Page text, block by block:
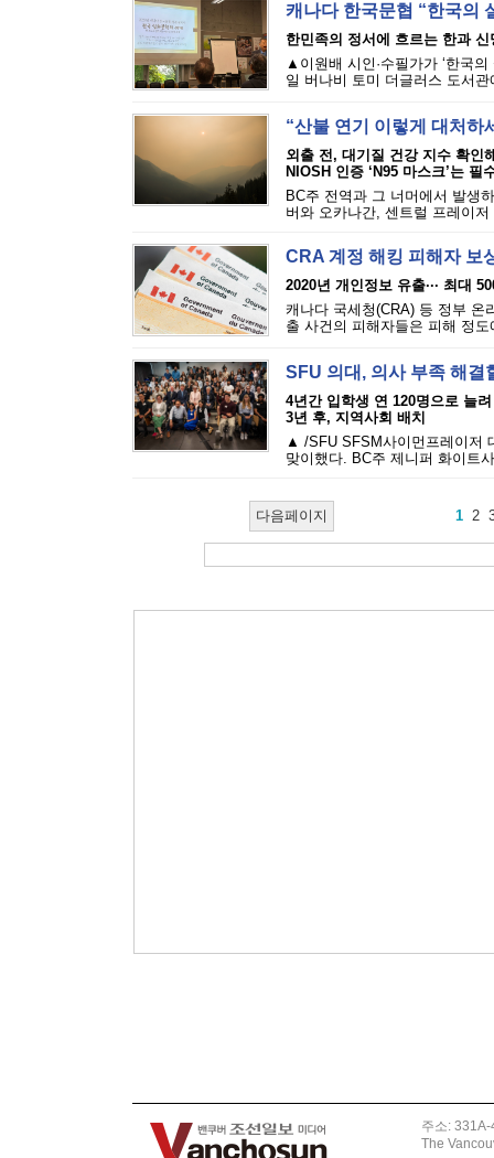
캐나다 한국문협 “한국의
한민족의 정서에 흐르는 한과 신
▲이원배 시인·수필가가 ‘한국
일 버나비 토미 더글러스 도서관
“산불 연기 이렇게 대처하
외출 전, 대기질 건강 지수 확인
NIOSH 인증 ‘N95 마스크’는 필
BC주 전역과 그 너머에서 발생
버와 오카나간, 센트럴 프레이
CRA 계정 해킹 피해자 보
2020년 개인정보 유출··· 최대
캐나다 국세청(CRA) 등 정부 온
출 사건의 피해자들은 피해 정
SFU 의대, 의사 부족 해
4년간 입학생 연 120명으로 늘려
3년 후, 지역사회 배치
▲ /SFU SFSM사이먼프레이저
맞이했다. BC주 제니퍼 화이트
다음페이지 1 2
주소:
The